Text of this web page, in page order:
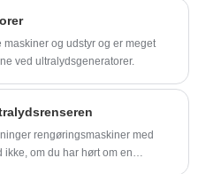
og udstyr og er meget
ved ultralydsgeneratorer.
rengøringsmaskiner med
om du har hørt om en